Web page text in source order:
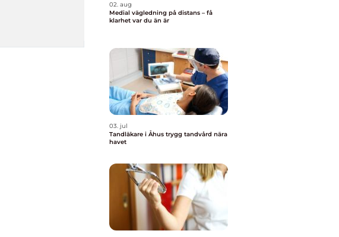
02. aug
Medial vägledning på distans – få
klarhet var du än är
03. jul
Tandläkare i Åhus trygg tandvård nära
havet